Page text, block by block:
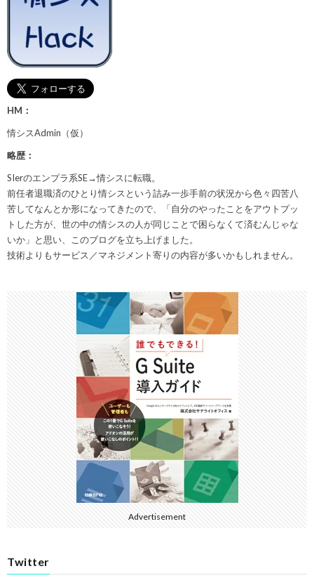
HM：
情シスAdmin（仮）
略歴：
SIerのエンプラ系SE→情シスに転職。
前任者退職済のひとり情シスという詰み一歩手前の状況から色々四苦八
苦してなんとか形になってきたので、「自分のやったことをアウトプッ
トした方が、世の中の情シスの人が同じことで困らなくて済むんじゃな
いか」と思い、このブログを立ち上げました。
技術よりもサービス／マネジメント寄りの内容が多いかもしれません。
Advertisement
Twitter